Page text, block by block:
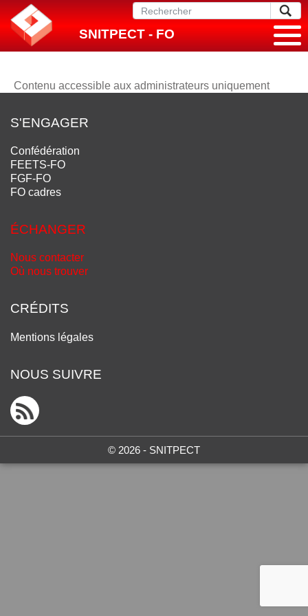
SNITPECT - FO
Contenu accessible aux administrateurs uniquement
S'ENGAGER
Confédération
FEETS-FO
FGF-FO
FO cadres
ÉCHANGER
Nous contacter
Où nous trouver
CRÉDITS
Mentions légales
NOUS SUIVRE
© 2026 - SNITPECT